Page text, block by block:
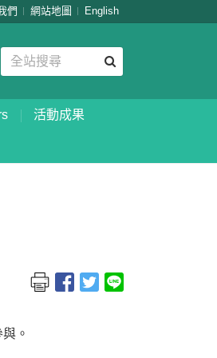
們 網站地圖 English
活動成果
。